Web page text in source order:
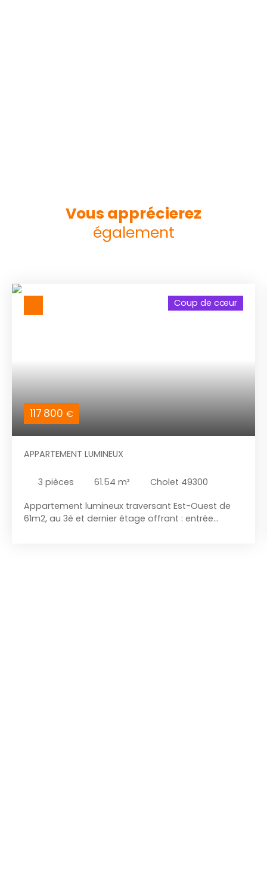
Vous apprécierez
également
117 800 €
Coup de cœur
APPARTEMENT LUMINEUX
3 pièces 61.54 m² Cholet 49300
Appartement lumineux traversant Est-Ouest de
61m2, au 3è et dernier étage offrant : entrée